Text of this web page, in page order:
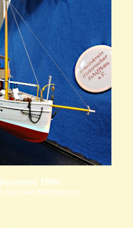
1890
bei den Bildautoren